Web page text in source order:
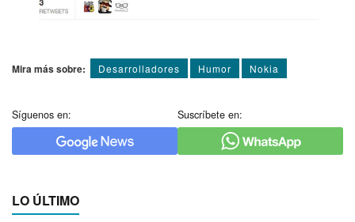
Mira más sobre: Desarrolladores Humor Nokia
Síguenos en: Suscríbete en:
LO ÚLTIMO